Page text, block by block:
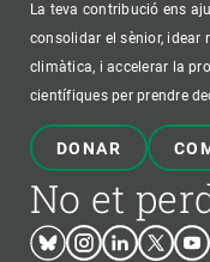
La teva contribució ens
consolidar el sènior, idear
climàtica, i accelerar la
científiques per prendre
DONAR
No et
BlueskyInstagram
LinkedinTwitter